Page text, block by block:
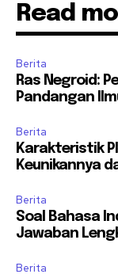
Read
Berita
Ras Negroid:
Pandangan
Berita
Karakteristik
Keunikannya
Berita
Soal Bahasa
Jawaban
Berita